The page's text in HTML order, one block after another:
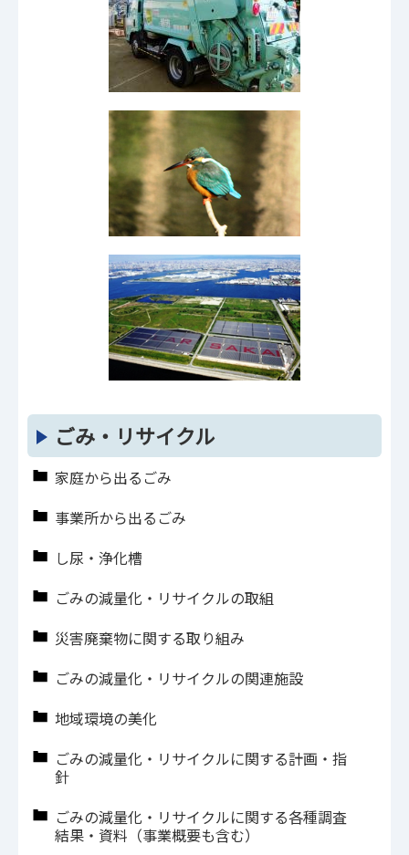
ごみ・リサイクル
家庭から出るごみ
事業所から出るごみ
し尿・浄化槽
ごみの減量化・リサイクルの取組
災害廃棄物に関する取り組み
ごみの減量化・リサイクルの関連施設
地域環境の美化
ごみの減量化・リサイクルに関する計画・指
針
ごみの減量化・リサイクルに関する各種調査
結果・資料（事業概要も含む）